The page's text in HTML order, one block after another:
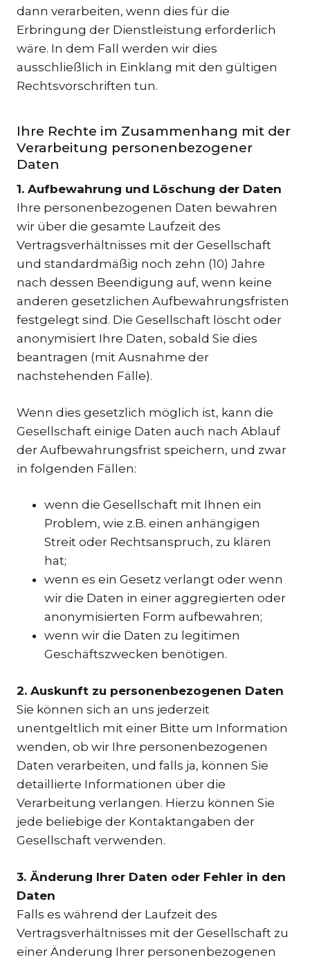
dann verarbeiten, wenn dies für die
Erbringung der Dienstleistung erforderlich
wäre. In dem Fall werden wir dies
ausschließlich in Einklang mit den gültigen
Rechtsvorschriften tun.
Ihre Rechte im Zusammenhang mit der
Verarbeitung personenbezogener
Daten
1. Aufbewahrung und Löschung der Daten
Ihre personenbezogenen Daten bewahren
wir über die gesamte Laufzeit des
Vertragsverhältnisses mit der Gesellschaft
und standardmäßig noch zehn (10) Jahre
nach dessen Beendigung auf, wenn keine
anderen gesetzlichen Aufbewahrungsfristen
festgelegt sind. Die Gesellschaft löscht oder
anonymisiert Ihre Daten, sobald Sie dies
beantragen (mit Ausnahme der
nachstehenden Fälle).
Wenn dies gesetzlich möglich ist, kann die
Gesellschaft einige Daten auch nach Ablauf
der Aufbewahrungsfrist speichern, und zwar
in folgenden Fällen:
wenn die Gesellschaft mit Ihnen ein
Problem, wie z.B. einen anhängigen
Streit oder Rechtsanspruch, zu klären
hat;
wenn es ein Gesetz verlangt oder wenn
wir die Daten in einer aggregierten oder
anonymisierten Form aufbewahren;
wenn wir die Daten zu legitimen
Geschäftszwecken benötigen.
2. Auskunft zu personenbezogenen Daten
Sie können sich an uns jederzeit
unentgeltlich mit einer Bitte um Information
wenden, ob wir Ihre personenbezogenen
Daten verarbeiten, und falls ja, können Sie
detaillierte Informationen über die
Verarbeitung verlangen. Hierzu können Sie
jede beliebige der Kontaktangaben der
Gesellschaft verwenden.
3. Änderung Ihrer Daten oder Fehler in den
Daten
Falls es während der Laufzeit des
Vertragsverhältnisses mit der Gesellschaft zu
einer Änderung Ihrer personenbezogenen